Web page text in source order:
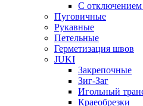
С отключением
Пуговичные
Рукавные
Петельные
Герметизация швов
JUKI
Закрепочные
Зиг-Заг
Игольный
Краеобрезки